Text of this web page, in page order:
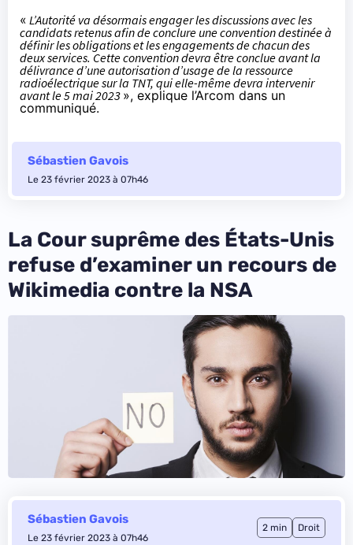
« L’Autorité va désormais engager les discussions avec les
candidats retenus afin de conclure une convention destinée à
définir les obligations et les engagements de chacun des
deux services. Cette convention devra être conclue avant la
délivrance d’une autorisation d’usage de la ressource
radioélectrique sur la TNT, qui elle-même devra intervenir
avant le 5 mai 2023 », explique l’Arcom dans un
communiqué.
Sébastien Gavois
Le 23 février 2023 à 07h46
La Cour suprême des États-Unis
refuse d’examiner un recours de
Wikimedia contre la NSA
Sébastien Gavois
Le 23 février 2023 à 07h46
2 min Droit